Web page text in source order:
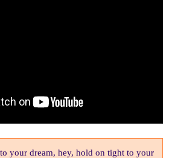
your dream, hey, hold on tight to your